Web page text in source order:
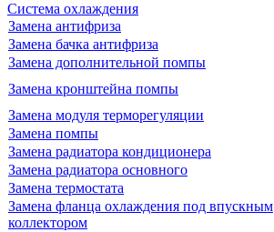
Система охлаждения
Замена антифриза
Замена бачка антифриза
Замена дополнительной помпы
Замена кронштейна помпы
Замена модуля терморегуляции
Замена помпы
Замена радиатора кондиционера
Замена радиатора основного
Замена термостата
Замена фланца охлаждения под впускным
коллектором